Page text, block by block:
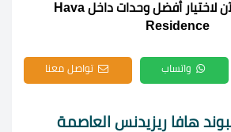
تواصل معنا الآن لاختيار أفضل وحدات داخل Hava
Residence
واتساب تواصل معنا
هافا ريزيدنس العاصمة